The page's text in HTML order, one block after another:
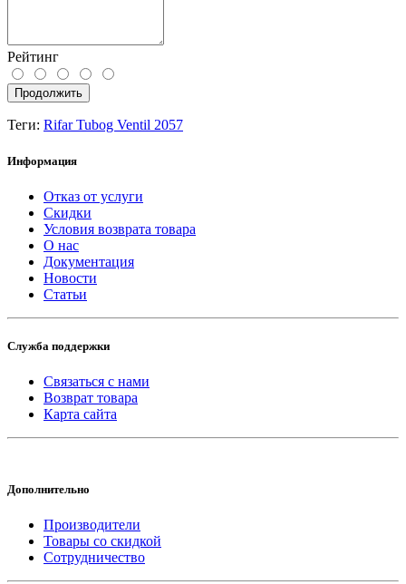
Рейтинг
Продолжить
Теги: Rifar Tubog Ventil 2057
Информация
Отказ от услуги
Скидки
Условия возврата товара
О нас
Документация
Новости
Статьи
Служба поддержки
Связаться с нами
Возврат товара
Карта сайта
Дополнительно
Производители
Товары со скидкой
Сотрудничество